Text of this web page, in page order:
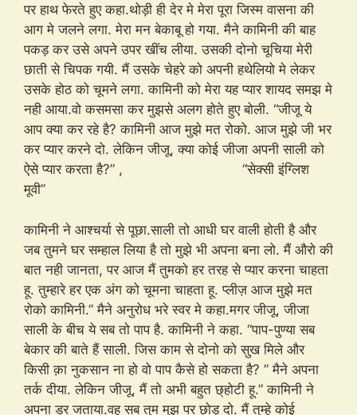
पर हाथ फेरते हुए कहा.थोड़ी ही देर मे मेरा पूरा जिस्म वासना की
आग मे जलने लगा. मेरा मन बेकाबू हो गया. मैने कामिनी की बाह
पकड़ कर उसे अपने उपर खींच लीया. उसकी दोनो चूचिया मेरी
छाती से चिपक गयी. मैं उसके चेहरे को अपनी हथेलियो मे लेकर
उसके होठ को चूमने लगा. कामिनी को मेरा यह प्यार शायद समझ मे
नही आया.वो कसमसा कर मुझसे अलग होते हुए बोली. “जीजू ये
आप क्या कर रहे है? कामिनी आज मुझे मत रोको. आज मुझे जी भर
कर प्यार करने दो. लेकिन जीजू, क्या कोई जीजा अपनी साली को
ऐसे प्यार करता है?” , “सेक्सी इंग्लिश
मूवी”
कामिनी ने आश्चर्या से पूछा.साली तो आधी घर वाली होती है और
जब तुमने घर सम्हाल लिया है तो मुझे भी अपना बना लो. मैं औरो की
बात नही जानता, पर आज मैं तुमको हर तरह से प्यार करना चाहता
हू. तुम्हारे हर एक अंग को चूमना चाहता हू. प्लीज़ आज मुझे मत
रोको कामिनी.” मैने अनुरोध भरे स्वर मे कहा.मगर जीजू, जीजा
साली के बीच ये सब तो पाप है. कामिनी ने कहा. “पाप-पुण्या सब
बेकार की बाते हैं साली. जिस काम से दोनो को सुख मिले और
किसी क़ा नुकसान ना हो वो पाप कैसे हो सकता है? ” मैने अपना
तर्क दीया. लेकिन जीजू, मैं तो अभी बहुत छ्होटी हू.” कामिनी ने
अपना डर जताया.वह सब तुम मुझ पर छोड़ दो. मैं तुम्हे कोई